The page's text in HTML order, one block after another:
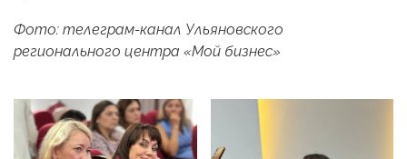
Фото: телеграм-канал Ульяновского
регионального центра «Мой бизнес»